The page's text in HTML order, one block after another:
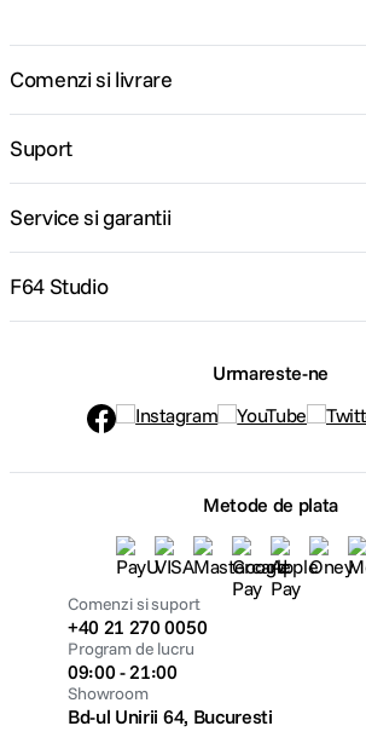
Comenzi si livrare
Suport
Service si garantii
F64 Studio
Urmareste-ne
Metode de plata
Comenzi si suport
+40 21 270 0050
Program de lucru
09:00 - 21:00
Showroom
Bd-ul Unirii 64, Bucuresti